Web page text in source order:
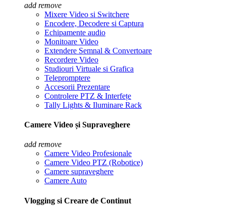
add remove
Mixere Video si Switchere
Encodere, Decodere si Captura
Echipamente audio
Monitoare Video
Extendere Semnal & Convertoare
Recordere Video
Studiouri Virtuale si Grafica
Telepromptere
Accesorii Prezentare
Controlere PTZ & Interfețe
Tally Lights & Iluminare Rack
Camere Video și Supraveghere
add remove
Camere Video Profesionale
Camere Video PTZ (Robotice)
Camere supraveghere
Camere Auto
Vlogging si Creare de Continut